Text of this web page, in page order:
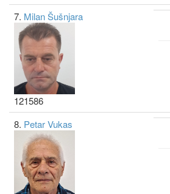
7. Milan Šušnjara
121586
8. Petar Vukas